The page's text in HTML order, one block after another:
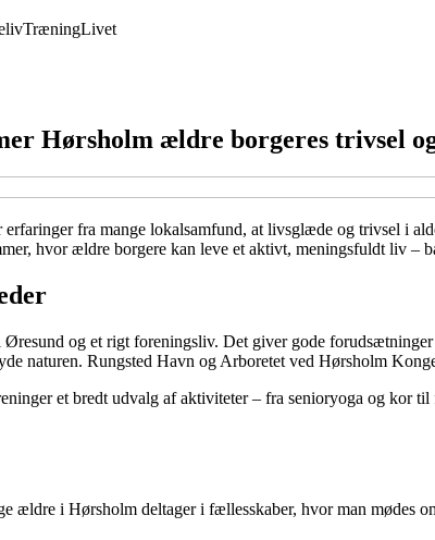
TræningLivet
Hørsholm ældre borgeres trivsel
fra mange lokalsamfund, at livsglæde og trivsel i
hvor ældre borgere kan leve et aktivt, meningsfuldt liv –
og et rigt foreningsliv. Det giver gode
naturen. Rungsted Havn og Arboretet ved Hørsholm
et bredt udvalg af aktiviteter – fra senioryoga og kor
ældre i Hørsholm deltager i fællesskaber, hvor man mødes